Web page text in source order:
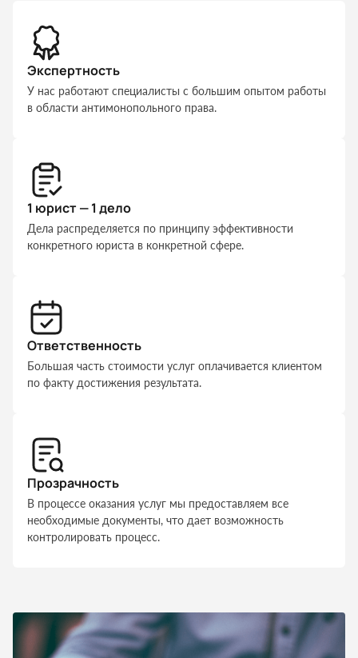
Экспертность
У нас работают специалисты с большим опытом работы
в области антимонопольного права.
1 юрист — 1 дело
Дела распределяется по принципу эффективности
конкретного юриста в конкретной сфере.
Ответственность
Большая часть стоимости услуг оплачивается клиентом
по факту достижения результата.
Прозрачность
В процессе оказания услуг мы предоставляем все
необходимые документы, что дает возможность
контролировать процесс.